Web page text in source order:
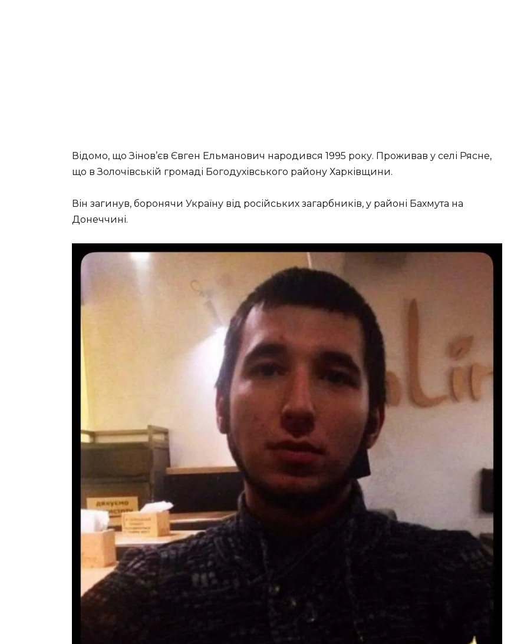
Відомо, що Зінов’єв Євген Ельманович народився 1995 року. Проживав у селі Рясне,
що в Золочівській громаді Богодухівського району Харківщини.
Він загинув, боронячи Україну від російських загарбників, у районі Бахмута на
Донеччині.